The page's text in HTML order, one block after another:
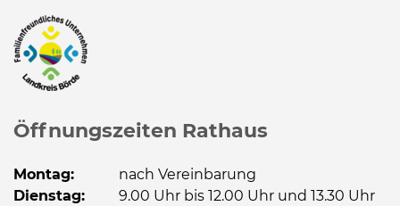
Öffnungszeiten Rathaus
Montag:
nach Vereinbarung
Dienstag:
9.00 Uhr bis 12.00 Uhr und 13.30 Uhr